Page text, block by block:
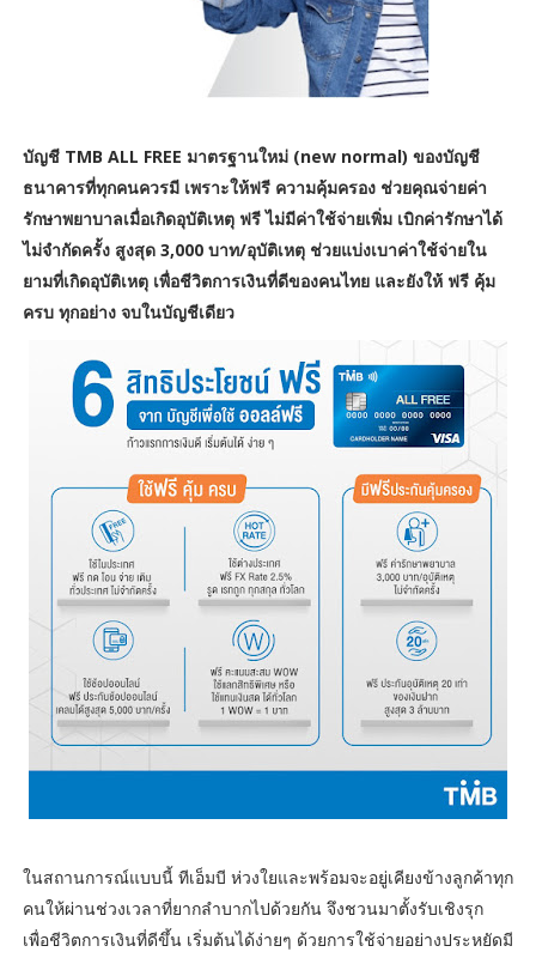
บัญชี TMB ALL FREE มาตรฐานใหม่ (new normal) ของบัญชี
ธนาคารที่ทุกคนควรมี เพราะให้ฟรี ความคุ้มครอง ช่วยคุณจ่ายค่า
รักษาพยาบาลเมื่อเกิดอุบัติเหตุ ฟรี ไม่มีค่าใช้จ่ายเพิ่ม เบิกค่ารักษาได้
ไม่จำกัดครั้ง สูงสุด 3,000 บาท/อุบัติเหตุ ช่วยแบ่งเบาค่าใช้จ่ายใน
ยามที่เกิดอุบัติเหตุ เพื่อชีวิตการเงินที่ดีของคนไทย และยังให้ ฟรี คุ้ม
ครบ ทุกอย่าง จบในบัญชีเดียว
ในสถานการณ์แบบนี้ ทีเอ็มบี ห่วงใยและพร้อมจะอยู่เคียงข้างลูกค้าทุก
คนให้ผ่านช่วงเวลาที่ยากลำบากไปด้วยกัน จึงชวนมาตั้งรับเชิงรุก
เพื่อชีวิตการเงินที่ดีขึ้น เริ่มต้นได้ง่ายๆ ด้วยการใช้จ่ายอย่างประหยัดมี